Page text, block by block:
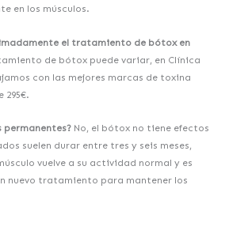
en los músculos.
el tratamiento de bótox en
de bótox puede variar, en Clínica
con las mejores marcas de toxina
295€.
permanentes? No, el bótox no tiene efectos
suelen durar entre tres y seis meses,
vuelve a su actividad normal y es
nuevo tratamiento para mantener los